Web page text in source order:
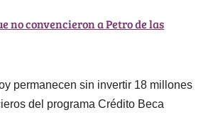
no convencieron a Petro de las
permanecen sin invertir 18 millones
del programa Crédito Beca